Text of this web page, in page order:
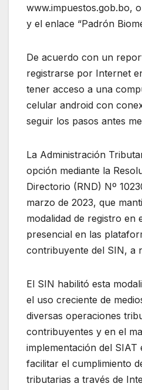
www.impuestos.gob.bo,
y el enlace “Padrón
De acuerdo con un
registrarse por Internet
tener acceso a una
celular android con
seguir los pasos antes
La Administración
opción mediante la
Directorio (RND) Nº
marzo de 2023, que
modalidad de registro en
presencial en las
contribuyente del SIN, a
El SIN habilitó esta
el uso creciente de
diversas operaciones
contribuyentes y en el
implementación del SIAT
facilitar el cumplimiento
tributarias a través de